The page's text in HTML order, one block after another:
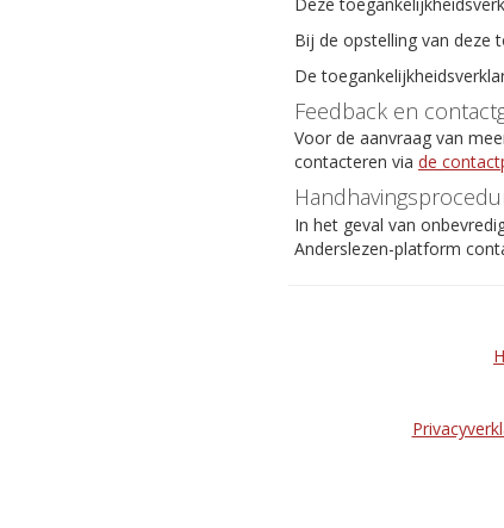
Bij de opstelling van deze
De
Feedback en
Voor de aanvraag van
contacteren via de
In het geval van
Anderslezen-platform